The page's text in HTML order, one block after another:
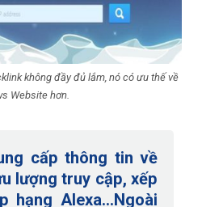
không đầy đủ lắm, nó có ưu thế về
Website hơn.
cấp thông tin về
lượng truy cập, xếp
hạng Alexa…Ngoài